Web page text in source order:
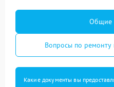
Общие
Вопросы по
Какие документы вы